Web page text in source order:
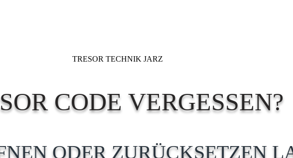
TRESOR TECHNIK JARZ
CODE VERGESSEN?
ODER ZURÜCKSETZEN